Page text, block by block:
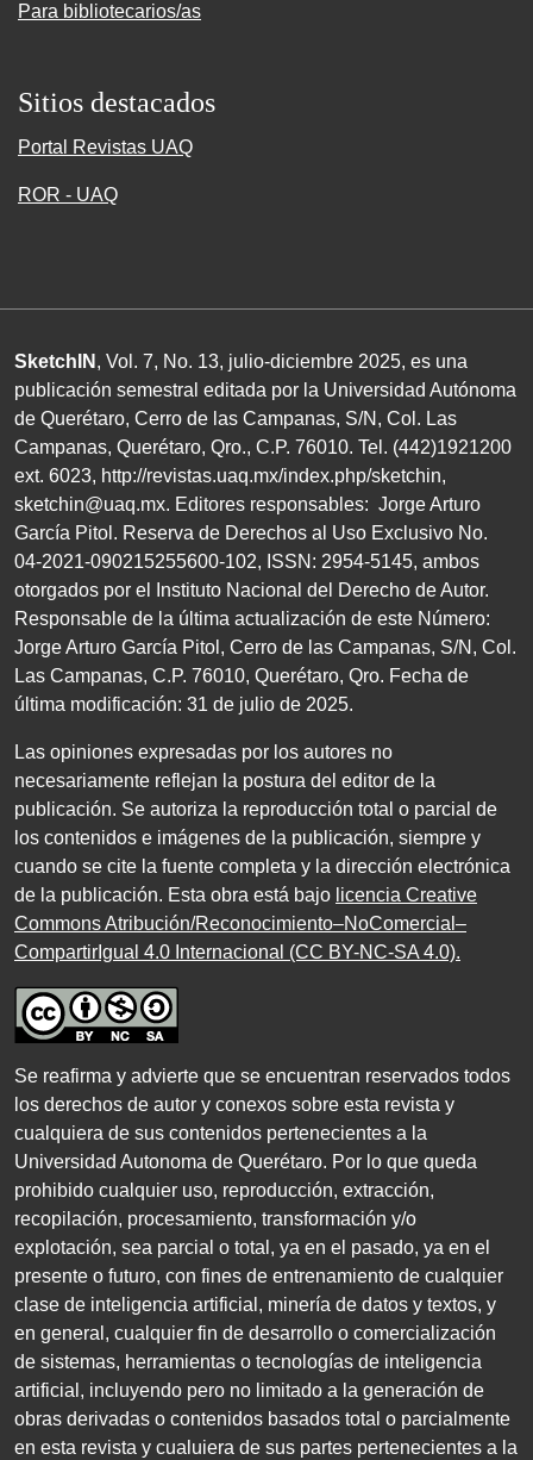
Para bibliotecarios/as
Sitios destacados
Portal Revistas UAQ
ROR - UAQ
SketchIN , Vol. 7, No. 13, julio-diciembre 2025, es una
publicación semestral editada por la Universidad Autónoma
de Querétaro, Cerro de las Campanas, S/N , Col. Las
Campanas, Querétaro, Qro., C.P. 76010. Tel. (442)1921200
ext. 6023, http://revistas.uaq.mx/index.php/sketchin,
sketchin@uaq.mx. Editores responsables: Jorge Arturo
García Pitol. Reserva de Derechos al Uso Exclusivo No.
04-2021-090215255600-102, ISSN : 2954-5145, ambos
otorgados por el Instituto Nacional del Derecho de Autor.
Responsable de la última actualización de este Número:
Jorge Arturo García Pitol, Cerro de las Campanas, S/N , Col.
Las Campanas, C.P. 76010, Querétaro, Qro. Fecha de
última modificación: 31 de julio de 2025.
Las opiniones expresadas por los autores no
necesariamente reflejan la postura del editor de la
publicación. Se autoriza la reproducción total o parcial de
los contenidos e imágenes de la publicación, siempre y
cuando se cite la fuente completa y la dirección electrónica
de la publicación. Esta obra está bajo licencia Creative
Commons Atribución/Reconocimiento–NoComercial–
CompartirIgual 4.0 Internacional (CC BY-NC-SA 4.0).
Se reafirma y advierte que se encuentran reservados todos
los derechos de autor y conexos sobre esta revista y
cualquiera de sus contenidos pertenecientes a la
Universidad Autonoma de Querétaro. Por lo que queda
prohibido cualquier uso, reproducción, extracción,
recopilación, procesamiento, transformación y/o
explotación, sea parcial o total, ya en el pasado, ya en el
presente o futuro, con fines de entrenamiento de cualquier
clase de inteligencia artificial, minería de datos y textos, y
en general, cualquier fin de desarrollo o comercialización
de sistemas, herramientas o tecnologías de inteligencia
artificial, incluyendo pero no limitado a la generación de
obras derivadas o contenidos basados total o parcialmente
en esta revista y cualuiera de sus partes pertenecientes a la